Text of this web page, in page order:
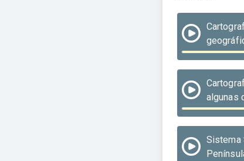
algunas
Sistema